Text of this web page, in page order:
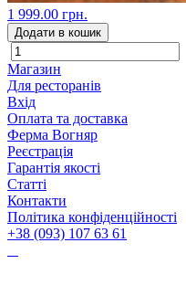
1 999.00 грн.
Додати в кошик
Магазин
Для ресторанів
Вхід
Оплата та доставка
Ферма Вогняр
Реєстрація
Гарантія якості
Статті
Контакти
Політика конфіденційності
+38 (093) 107 63 61